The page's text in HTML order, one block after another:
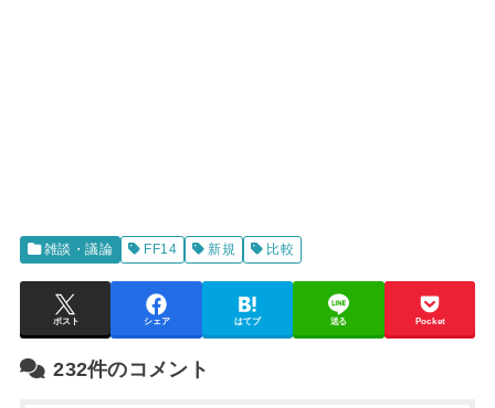
雑談・議論 FF14 新規 比較
ポスト シェア はてブ 送る Pocket
232件のコメント